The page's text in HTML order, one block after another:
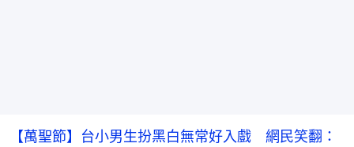
【萬聖節】台小男生扮黑白無常好入戲 網民笑翻：